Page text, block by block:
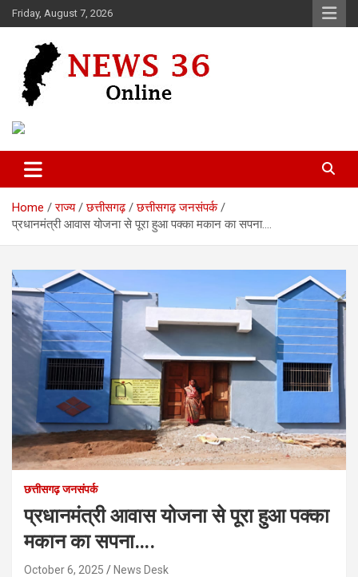
Skip
to
Friday, August 7, 2026
News 36
Home राज्य छत्तीसगढ़
छत्तीसगढ़ जनसंपर्क
प्रधानमंत्री आवास योजना से पूरा हुआ पक्का मकान का सपना….
छत्तीसगढ़ जनसंपर्क
प्रधानमंत्री आवास योजना से पूरा हुआ पक्का
मकान का सपना….
October 6, 2025 News Desk